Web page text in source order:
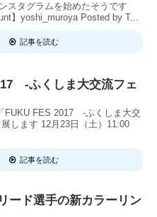
スタグラムを始めたそうです
】yoshi_muroya Posted by T...
記事を読む
-ふくしま大交流フェ
FUKU FES 2017 -ふくしま大交
します 12月23日（土）11:00
記事を読む
ード選手の新カラーリン